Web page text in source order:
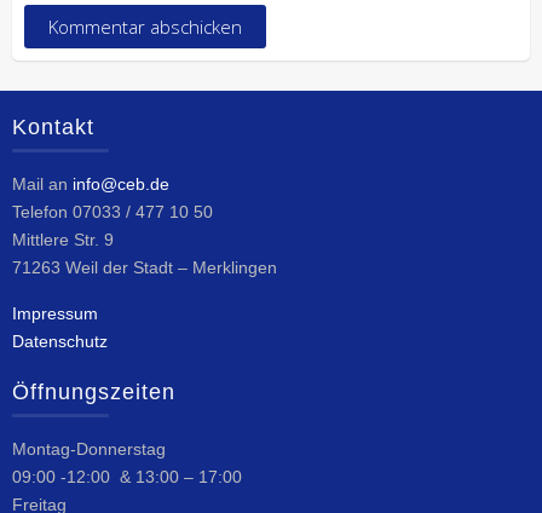
Kontakt
Mail an info@ceb.de
Telefon 07033 / 477 10 50
Mittlere Str. 9
71263 Weil der Stadt – Merklingen
Impressum
Datenschutz
Öffnungszeiten
Montag-Donnerstag
09:00 -12:00 & 13:00 – 17:00
Freitag